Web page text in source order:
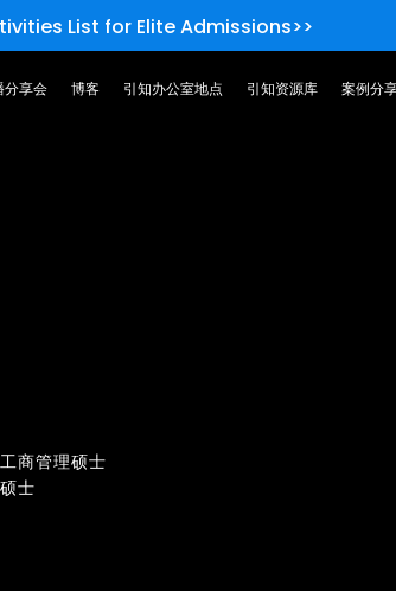
List for Elite Admissions>>
分享会 博客 引知办公室地点 引知资源库 案例分
商管理硕士
士